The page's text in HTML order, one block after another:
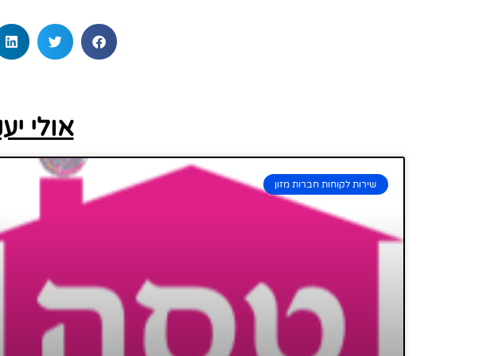
אולי
שירות לקוחות חברות מזון